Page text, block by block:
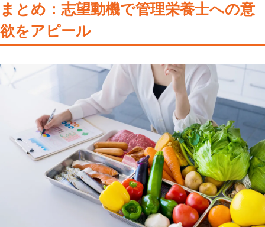
まとめ：志望動機で管理栄養士への意
欲をアピール